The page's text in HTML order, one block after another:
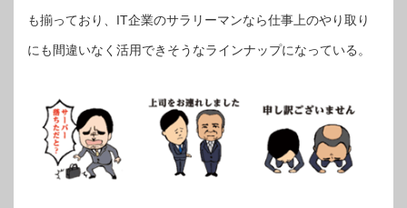
も揃っており、IT企業のサラリーマンなら仕事上のやり取り
にも間違いなく活用できそうなラインナップになっている。